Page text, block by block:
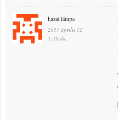
hazai lámpa
2017 április 12
5:10 du.